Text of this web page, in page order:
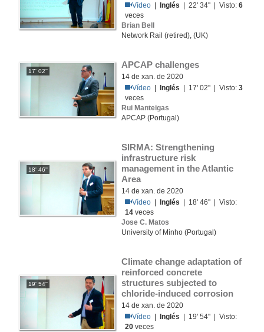
Vídeo
Inglés | 22' 34'' | Visto:6
veces
Brian Bell
Network Rail (retired), (UK)
17' 02''
APCAP challenges
14 de xan. de 2020
Vídeo
Inglés | 17' 02'' | Visto:3
veces
Rui Manteigas
APCAP (Portugal)
18' 46''
SIRMA: Strengthening
infrastructure risk
management in the Atlantic
Area
14 de xan. de 2020
Vídeo
Inglés | 18' 46'' | Visto:
14 veces
Jose C. Matos
University of Minho (Portugal)
19' 54''
Climate change adaptation of
reinforced concrete
structures subjected to
chloride-induced corrosion
14 de xan. de 2020
Vídeo
Inglés | 19' 54'' | Visto:
20 veces